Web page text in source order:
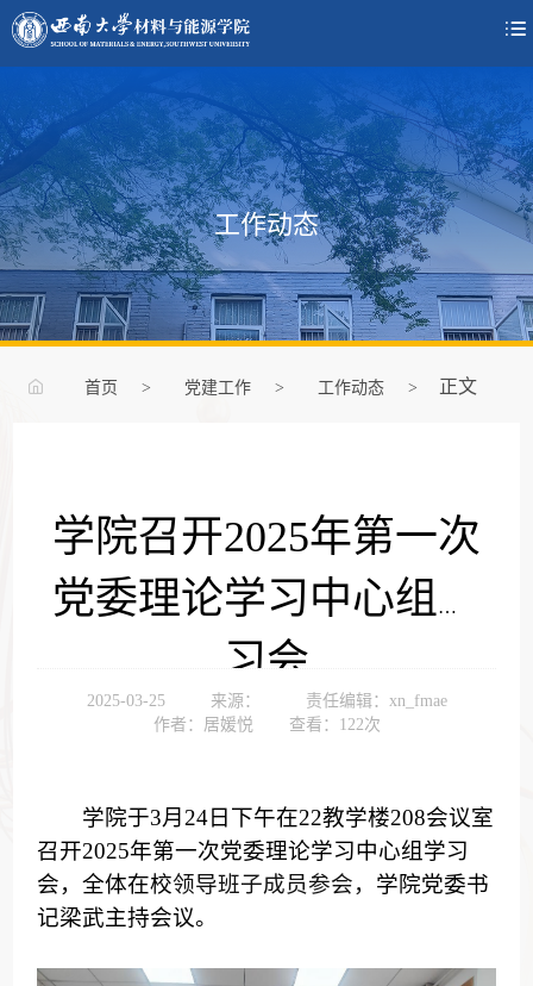

工作动态
首页 > 党建工作 > 工作动态 > 正文
学院召开2025年第一次
党委理论学习中心组学
习会
2025-03-25 来源：
责任编辑：xn_fmae
作者：居媛悦
查看： 122次
学院于3月 24日 下午在22教学楼208会议室
召开2025年第一次党委理论学习中心组学习
会，全体在校领导班子成员参会， 学院党委书
记梁武主持会议。